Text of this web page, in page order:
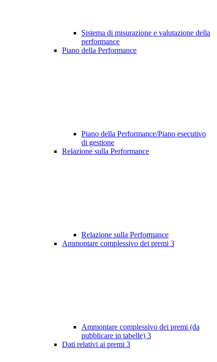
Sistema di misurazione e valutazione della
performance
Piano della Performance
Piano della Performance/Piano esecutivo
di gestione
Relazione sulla Performance
Relazione sulla Performance
Ammontare complessivo dei premi 3
Ammontare complessivo dei premi (da
pubblicare in tabelle) 3
Dati relativi ai premi 3